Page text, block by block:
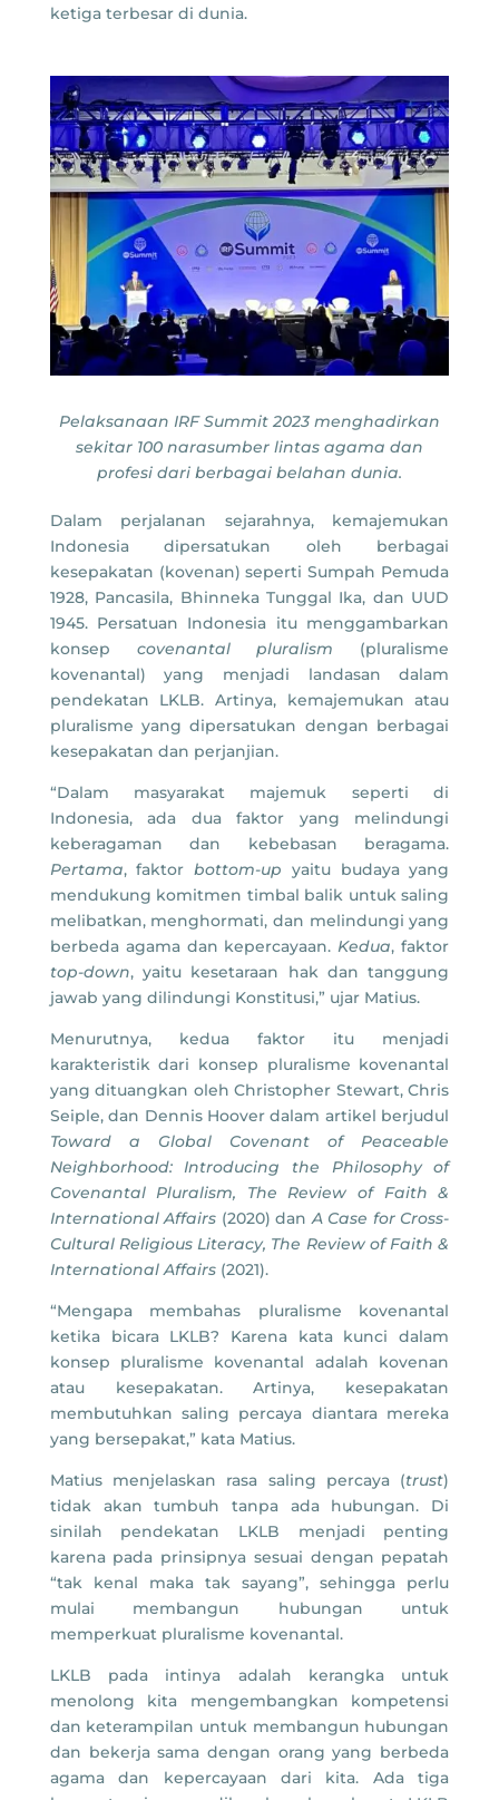
ketiga terbesar di dunia.
Pelaksanaan IRF Summit 2023 menghadirkan
sekitar 100 narasumber lintas agama dan
profesi dari berbagai belahan dunia.
Dalam perjalanan sejarahnya, kemajemukan
Indonesia dipersatukan oleh berbagai
kesepakatan (kovenan) seperti Sumpah Pemuda
1928, Pancasila, Bhinneka Tunggal Ika, dan UUD
1945. Persatuan Indonesia itu menggambarkan
konsep covenantal pluralism (pluralisme
kovenantal) yang menjadi landasan dalam
pendekatan LKLB. Artinya, kemajemukan atau
pluralisme yang dipersatukan dengan berbagai
kesepakatan dan perjanjian.
“Dalam masyarakat majemuk seperti di
Indonesia, ada dua faktor yang melindungi
keberagaman dan kebebasan beragama.
Pertama, faktorbottom-up yaitu budaya yang
mendukung komitmen timbal balik untuk saling
melibatkan, menghormati, dan melindungi yang
berbeda agama dan kepercayaan. Kedua, faktor
top-down, yaitu kesetaraan hak dan tanggung
jawab yang dilindungi Konstitusi,” ujar Matius.
Menurutnya, kedua faktor itu menjadi
karakteristik dari konsep pluralisme kovenantal
yang dituangkan oleh Christopher Stewart, Chris
Seiple, dan Dennis Hoover dalam artikel berjudul
Toward a Global Covenant of Peaceable
Neighborhood: Introducing the Philosophy of
Covenantal Pluralism, The Review of Faith &
International Affairs (2020) dan A Case for Cross-
Cultural Religious Literacy, The Review of Faith &
International Affairs(2021).
“Mengapa membahas pluralisme kovenantal
ketika bicara LKLB? Karena kata kunci dalam
konsep pluralisme kovenantal adalah kovenan
atau kesepakatan. Artinya, kesepakatan
membutuhkan saling percaya diantara mereka
yang bersepakat,” kata Matius.
Matius menjelaskan rasa saling percaya (trust)
tidak akan tumbuh tanpa ada hubungan. Di
sinilah pendekatan LKLB menjadi penting
karena pada prinsipnya sesuai dengan pepatah
“tak kenal maka tak sayang”, sehingga perlu
mulai membangun hubungan untuk
memperkuat pluralisme kovenantal.
LKLB pada intinya adalah kerangka untuk
menolong kita mengembangkan kompetensi
dan keterampilan untuk membangun hubungan
dan bekerja sama dengan orang yang berbeda
agama dan kepercayaan dari kita. Ada tiga